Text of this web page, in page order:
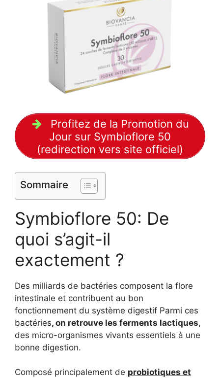
Profitez de la Promotion du
Jour sur Symbioflore 50
(redirection vers site officiel)
Sommaire
Symbioflore 50: De
quoi s’agit-il
exactement ?
Des milliards de bactéries composent la flore
intestinale et contribuent au bon
fonctionnement du système digestif Parmi ces
bactéries, on retrouve les ferments lactiques,
des micro-organismes vivants essentiels à une
bonne digestion.
Composé principalement de probiotiques et